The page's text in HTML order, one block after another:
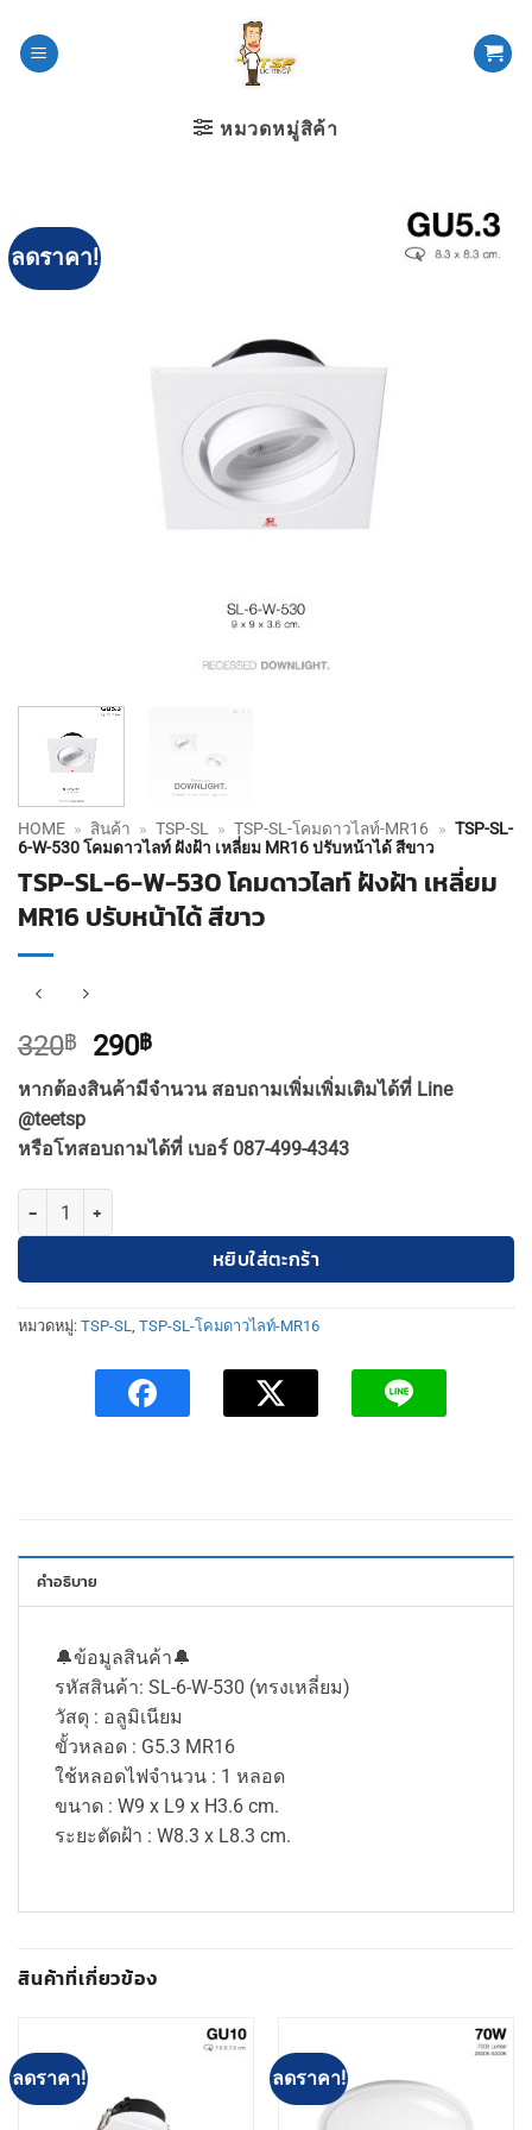
หมวดหมู่สิค้า
ลดราคา!
HOME » สินค้า » TSP-SL » TSP-SL-โคมดาวไลท์-MR16 » TSP-SL-
6-W-530 โคมดาวไลท์ ฝังฝ้า เหลี่ยม MR16 ปรับหน้าได้ สีขาว
TSP-SL-6-W-530 โคมดาวไลท์ ฝังฝ้า เหลี่ยม
MR16 ปรับหน้าได้ สีขาว
320฿
Original
price
was:
320฿.
290฿Current
price
is:
290฿.
หากต้องสินค้ามีจำนวน สอบถามเพิ่มเพิ่มเติมได้ที่ Line
@teetsp
หรือโทสอบถามได้ที่ เบอร์ 087-499-4343
จำนวน TSP-SL-6-W-530 โคมดาวไลท์ ฝังฝ้า เหลี่ยม MR16 ปรับหน้าได้
หยิบใส่ตะกร้า
หมวดหมู่: TSP-SL, TSP-SL-โคมดาวไลท์-MR16
คำอธิบาย
🔔ข้อมูลสินค้า🔔
รหัสสินค้า: SL-6-W-530 (ทรงเหลี่ยม)
วัสดุ : อลูมิเนียม
ขั้วหลอด : G5.3 MR16
ใช้หลอดไฟจำนวน : 1 หลอด
ขนาด : W9 x L9 x H3.6 cm.
ระยะตัดฝ้า : W8.3 x L8.3 cm.
สินค้าที่เกี่ยวข้อง
ลดราคา! ลดราคา!